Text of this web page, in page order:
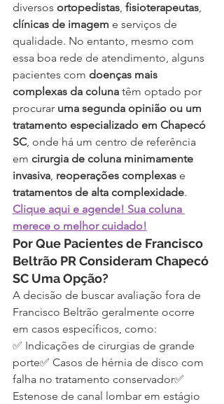
diversos ortopedistas, fisioterapeutas,
clínicas de imagem e serviços de
qualidade. No entanto, mesmo com
essa boa rede de atendimento, alguns
pacientes com doenças mais
complexas da coluna têm optado por
procurar uma segunda opinião ou um
tratamento especializado em Chapecó
SC, onde há um centro de referência
em cirurgia de coluna minimamente
invasiva, reoperações complexas e
tratamentos de alta complexidade.
Clique aqui e agende! Sua coluna
merece o melhor cuidado!
Por Que Pacientes de Francisco
Beltrão PR Consideram Chapecó
SC Uma Opção?
A decisão de buscar avaliação fora de
Francisco Beltrão geralmente ocorre
em casos específicos, como:
✅ Indicações de cirurgias de grande
porte✅ Casos de hérnia de disco com
falha no tratamento conservador✅
Estenose de canal lombar em estágio